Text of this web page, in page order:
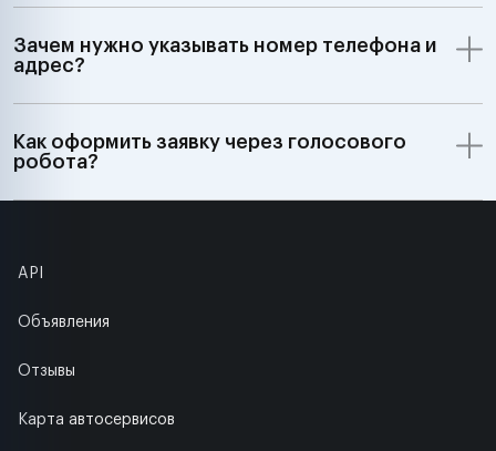
Зачем нужно указывать номер телефона и
адрес?
Как оформить заявку через голосового
робота?
API
Объявления
Отзывы
Карта автосервисов